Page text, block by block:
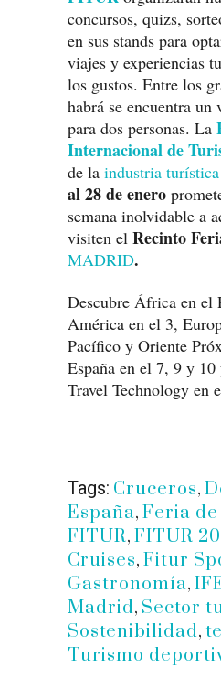
concursos, quizs,
en sus stands para
viajes y experiencias
los gustos. Entre los
habrá se encuentra
para dos personas. La
Internacional de
de la industria turística
al 28 de enero
semana inolvidable a
visiten el Recinto
MADRID.
Descubre África en el
América en el 3,
Pacífico y Oriente
España en el 7, 9 y
Travel Technology en
Tags: Cruceros,
España, Feria
FITUR, FITUR
Cruises, Fitur
Gastronomía,
Madrid, Sector
Sostenibilidad,
Turismo